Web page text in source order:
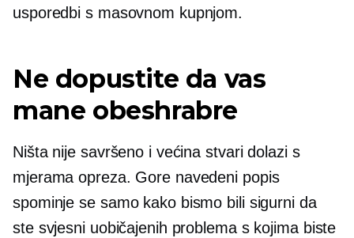
usporedbi s masovnom kupnjom.
Ne dopustite da vas
mane obeshrabre
Ništa nije savršeno i većina stvari dolazi s
mjerama opreza. Gore navedeni popis
spominje se samo kako bismo bili sigurni da
ste svjesni uobičajenih problema s kojima biste